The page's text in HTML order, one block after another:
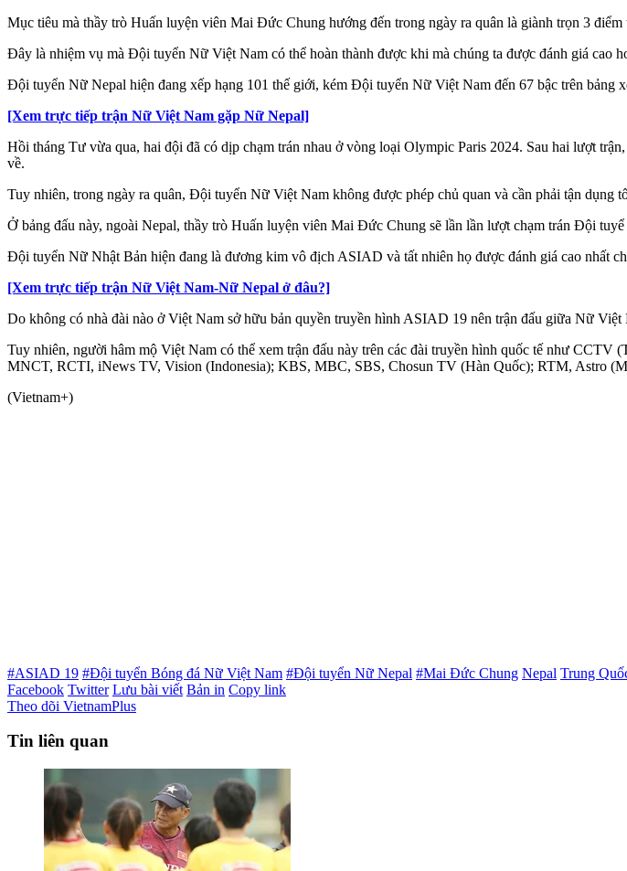
Mục tiêu mà thầy trò Huấn luyện viên Mai Đức Chung hướng đến trong ngày ra quân là giành trọn 3 điểm
Đây là nhiệm vụ mà Đội tuyển Nữ Việt Nam có thể hoàn thành được khi mà chúng ta được đánh giá cao
Đội tuyển Nữ Nepal hiện đang xếp hạng 101 thế giới, kém Đội tuyển Nữ Việt Nam đến 67 bậc trên bảng
[Xem trực tiếp trận Nữ Việt Nam gặp Nữ Nepal]
Hồi tháng Tư vừa qua, hai đội đã có dịp chạm trán nhau ở vòng loại Olympic Paris 2024. Sau hai lượt
về.
Tuy nhiên, trong ngày ra quân, Đội tuyển Nữ Việt Nam không được phép chủ quan và cần phải tận dụng
Ở bảng đấu này, ngoài Nepal, thầy trò Huấn luyện viên Mai Đức Chung sẽ lần lần lượt chạm trán Đội
Đội tuyển Nữ Nhật Bản hiện đang là đương kim vô địch ASIAD và tất nhiên họ được đánh giá cao nhất
[Xem trực tiếp trận Nữ Việt Nam-Nữ Nepal ở đâu?]
Do không có nhà đài nào ở Việt Nam sở hữu bản quyền truyền hình ASIAD 19 nên trận đấu giữa Nữ Việt
Tuy nhiên, người hâm mộ Việt Nam có thể xem trận đấu này trên các đài truyền hình quốc tế như
MNCT, RCTI, iNews TV, Vision (Indonesia); KBS, MBC, SBS, Chosun TV (Hàn Quốc); RTM, Astro
(Vietnam+)
#ASIAD 19 #Đội tuyển Bóng đá Nữ Việt Nam #Đội tuyển Nữ Nepal #Mai Đức Chung Nepal Trung
Facebook Twitter Lưu bài viết Bản in Copy link
Theo dõi VietnamPlus
Tin liên quan